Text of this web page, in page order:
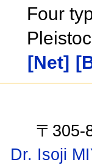
Four
[Net]
〒
Dr. Isoji